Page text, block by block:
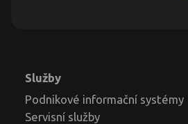
Služby
Podnikové informační systémy
Servisní služby